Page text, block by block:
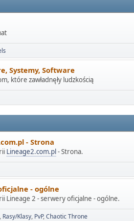
Systemy, Software
które zawładnęły ludzkością
- Strona
Lineage2.com.pl- Strona.
- ogólne
Lineage 2 - serwery oficjalne - ogólne.
Rasy/Klasy PvP Chaotic Throne